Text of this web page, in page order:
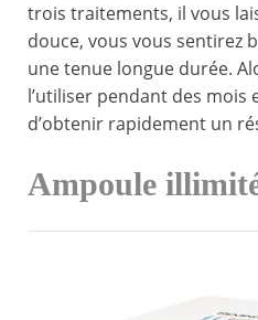
trois traitements, il vous
douce, vous vous sentirez
une tenue longue durée.
l’utiliser pendant des mois
d’obtenir rapidement un
Ampoule